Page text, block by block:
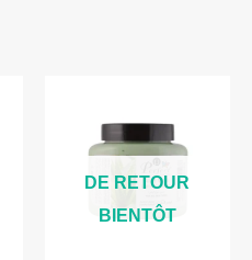
DE RETOUR
BIENTÔT